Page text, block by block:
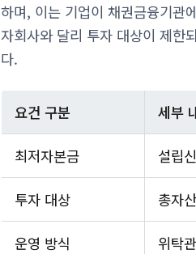
하며, 이는 기업이 채권금융기관
자회사와 달리 투자 대상이 제한
다.
요건 구분 세부
최저자본금 설립
투자 대상 총자
운영 방식 위탁